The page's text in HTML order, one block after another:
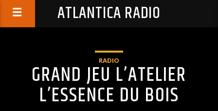
ATLANTICA RADIO
RADIO
GRAND JEU L’ATELIER
L’ESSENCE DU BOIS